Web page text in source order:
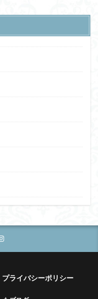
プライバシーポリシー